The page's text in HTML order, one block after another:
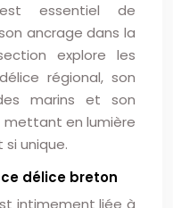
essentiel de
ancrage dans la
explore les
régional, son
marins et son
mettant en lumière
unique.
délice breton
intimement liée à